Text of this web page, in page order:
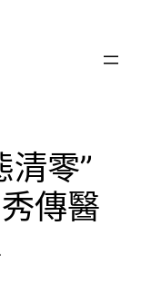
清零”
傳醫